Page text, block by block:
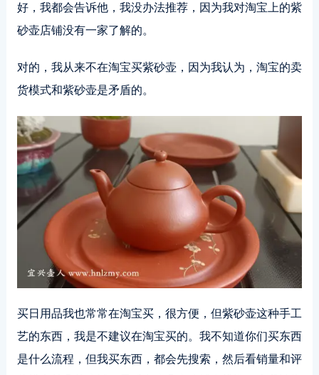
好，我都会告诉他，我没办法推荐，因为我对淘宝上的紫
砂壶店铺没有一家了解的。
对的，我从来不在淘宝买紫砂壶，因为我认为，淘宝的卖
货模式和紫砂壶是矛盾的。
买日用品我也常常在淘宝买，很方便，但紫砂壶这种手工
艺的东西，我是不建议在淘宝买的。我不知道你们买东西
是什么流程，但我买东西，都会先搜索，然后看销量和评